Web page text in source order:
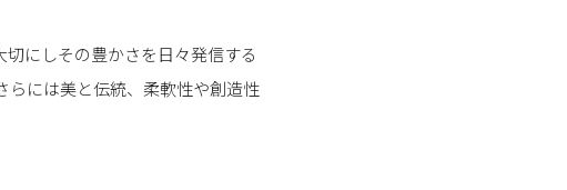
にしその豊かさを日々発信する
らには美と伝統、柔軟性や創造性